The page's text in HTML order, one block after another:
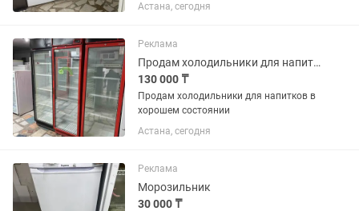
Астана, сегодня
Реклама
Продам холодильники для напитков в хорошем состоянии
130 000 ₸
Продам холодильники для напитков в
хорошем состоянии
Астана, сегодня
Реклама
Морозильник
30 000 ₸